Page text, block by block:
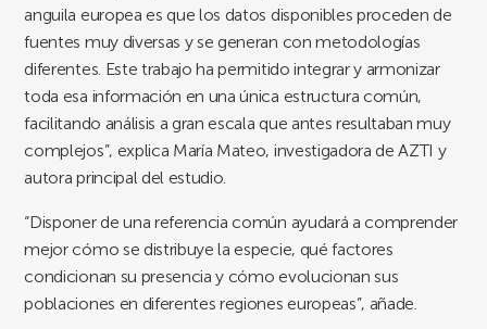
anguila europea es que los datos disponibles proceden de
fuentes muy diversas y se generan con metodologías
diferentes. Este trabajo ha permitido integrar y armonizar
toda esa información en una única estructura común,
facilitando análisis a gran escala que antes resultaban muy
complejos”, explica María Mateo, investigadora de AZTI y
autora principal del estudio.
“Disponer de una referencia común ayudará a comprender
mejor cómo se distribuye la especie, qué factores
condicionan su presencia y cómo evolucionan sus
poblaciones en diferentes regiones europeas”, añade.